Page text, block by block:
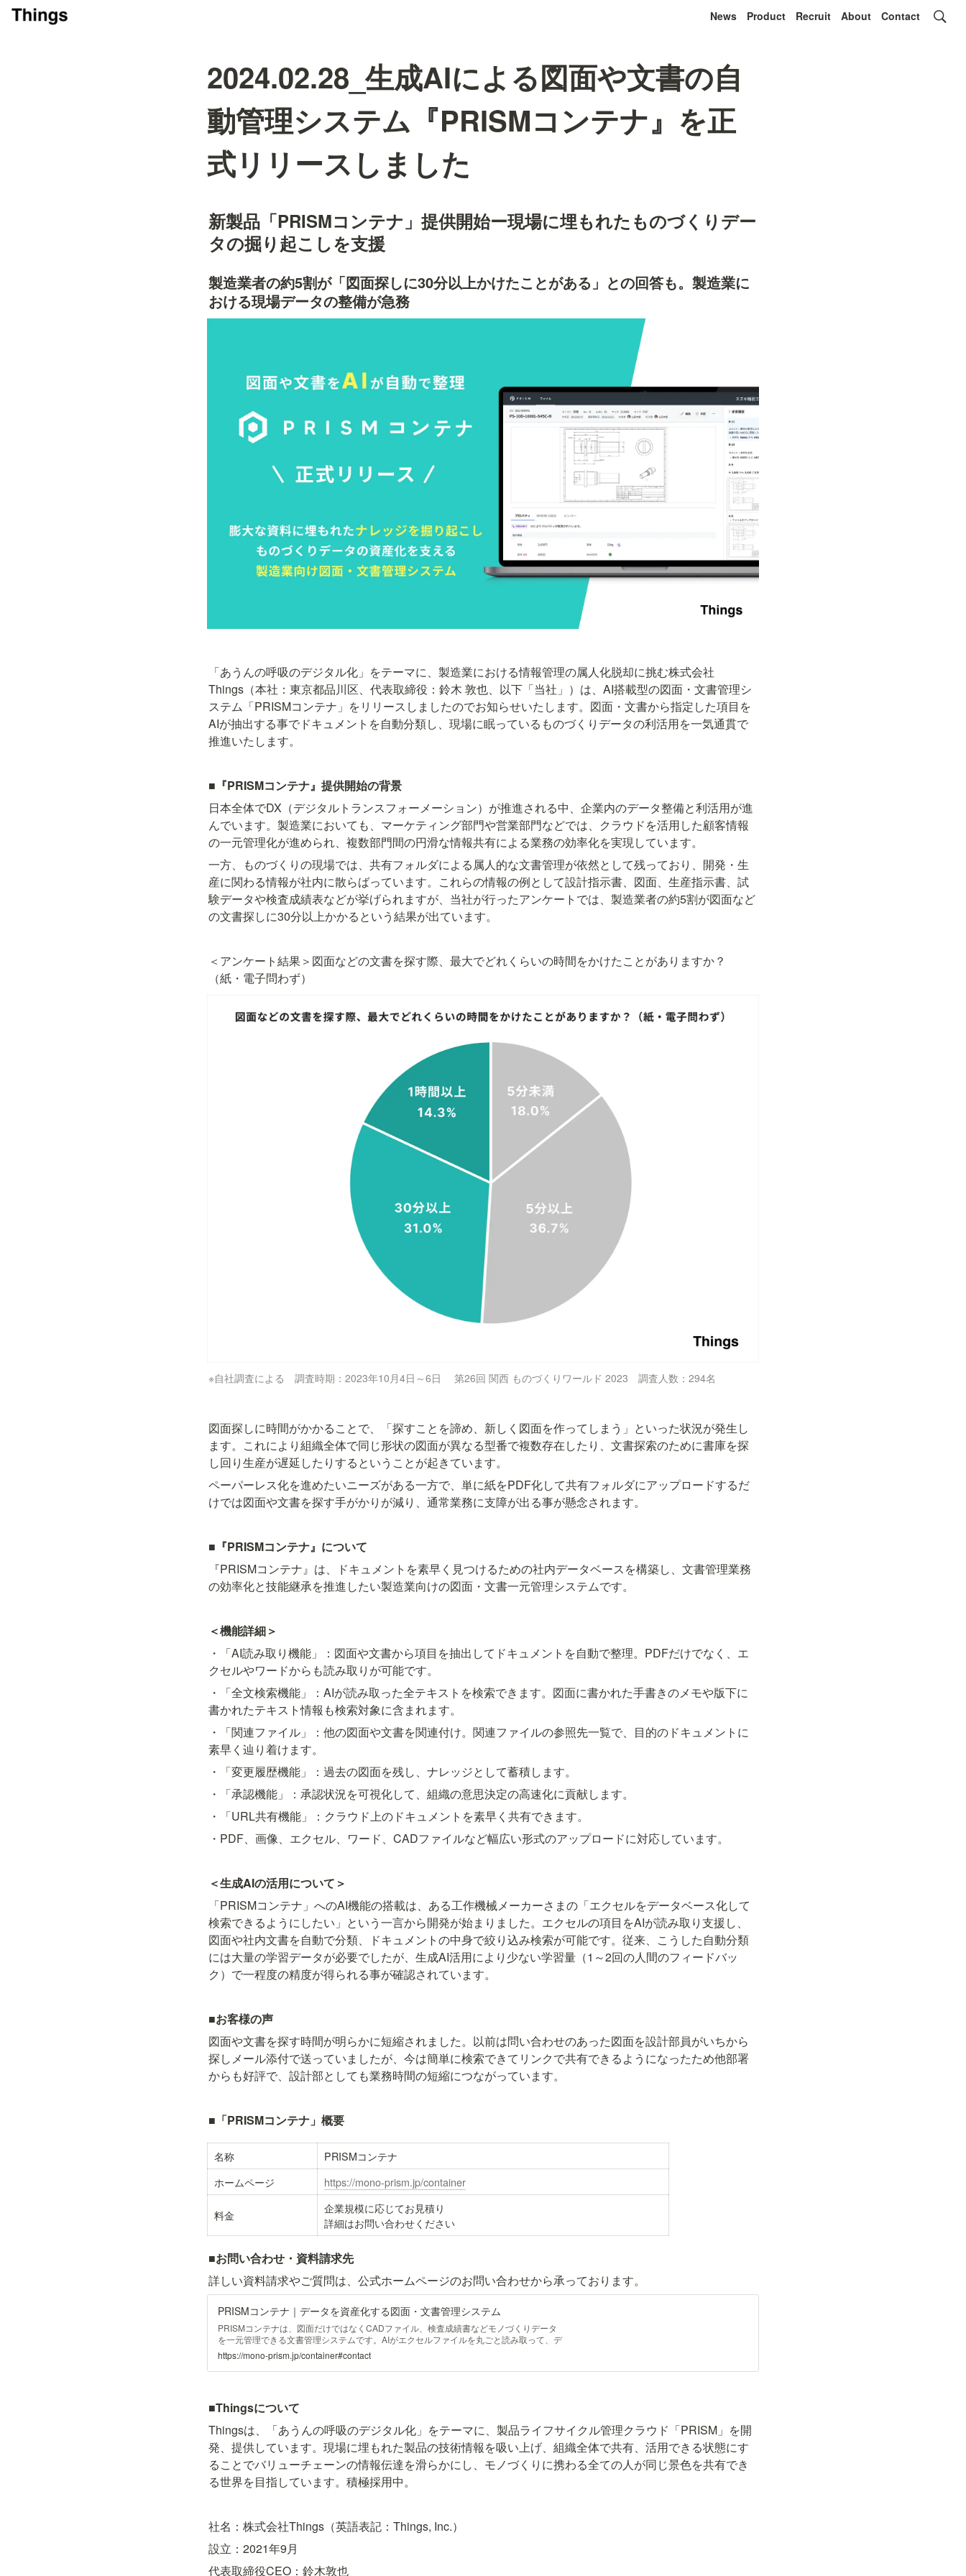
News Product Recruit About Contact
2024.02.28_生成AIによる図面や文書の自
動管理システム『PRISMコンテナ』を正
式リリースしました
新製品「PRISMコンテナ」提供開始ー現場に埋もれたものづくりデー
タの掘り起こしを支援
製造業者の約5割が「図面探しに30分以上かけたことがある」との回答も。製造業に
おける現場データの整備が急務
「あうんの呼吸のデジタル化」をテーマに、製造業における情報管理の属人化脱却に挑む株式会社
Things（本社：東京都品川区、代表取締役：鈴木 敦也、以下「当社」）は、AI搭載型の図面・文書管理シ
ステム「PRISMコンテナ」をリリースしましたのでお知らせいたします。図面・文書から指定した項目を
AIが抽出する事でドキュメントを自動分類し、現場に眠っているものづくりデータの利活用を一気通貫で
推進いたします。
■『PRISMコンテナ』提供開始の背景
日本全体でDX（デジタルトランスフォーメーション）が推進される中、企業内のデータ整備と利活用が進
んでいます。製造業においても、マーケティング部門や営業部門などでは、クラウドを活用した顧客情報
の一元管理化が進められ、複数部門間の円滑な情報共有による業務の効率化を実現しています。
一方、ものづくりの現場では、共有フォルダによる属人的な文書管理が依然として残っており、開発・生
産に関わる情報が社内に散らばっています。これらの情報の例として設計指示書、図面、生産指示書、試
験データや検査成績表などが挙げられますが、当社が行ったアンケートでは、製造業者の約5割が図面など
の文書探しに30分以上かかるという結果が出ています。
＜アンケート結果＞図面などの文書を探す際、最大でどれくらいの時間をかけたことがありますか？
（紙・電子問わず）
※自社調査による　調査時期：2023年10月4日～6日　 第26回 関西 ものづくりワールド 2023　調査人数：294名
図面探しに時間がかかることで、「探すことを諦め、新しく図面を作ってしまう」といった状況が発生し
ます。これにより組織全体で同じ形状の図面が異なる型番で複数存在したり、文書探索のために書庫を探
し回り生産が遅延したりするということが起きています。
ペーパーレス化を進めたいニーズがある一方で、単に紙をPDF化して共有フォルダにアップロードするだ
けでは図面や文書を探す手がかりが減り、通常業務に支障が出る事が懸念されます。
■『PRISMコンテナ』について
『PRISMコンテナ』は、ドキュメントを素早く見つけるための社内データベースを構築し、文書管理業務
の効率化と技能継承を推進したい製造業向けの図面・文書一元管理システムです。
＜機能詳細＞
・「AI読み取り機能」：図面や文書から項目を抽出してドキュメントを自動で整理。PDFだけでなく、エ
クセルやワードからも読み取りが可能です。
・「全文検索機能」：AIが読み取った全テキストを検索できます。図面に書かれた手書きのメモや版下に
書かれたテキスト情報も検索対象に含まれます。
・「関連ファイル」：他の図面や文書を関連付け。関連ファイルの参照先一覧で、目的のドキュメントに
素早く辿り着けます。
・「変更履歴機能」：過去の図面を残し、ナレッジとして蓄積します。
・「承認機能」：承認状況を可視化して、組織の意思決定の高速化に貢献します。
・「URL共有機能」：クラウド上のドキュメントを素早く共有できます。
・PDF、画像、エクセル、ワード、CADファイルなど幅広い形式のアップロードに対応しています。
＜生成AIの活用について＞
「PRISMコンテナ」へのAI機能の搭載は、ある工作機械メーカーさまの「エクセルをデータベース化して
検索できるようにしたい」という一言から開発が始まりました。エクセルの項目をAIが読み取り支援し、
図面や社内文書を自動で分類、ドキュメントの中身で絞り込み検索が可能です。従来、こうした自動分類
には大量の学習データが必要でしたが、生成AI活用により少ない学習量（1～2回の人間のフィードバッ
ク）で一程度の精度が得られる事が確認されています。
■お客様の声
図面や文書を探す時間が明らかに短縮されました。以前は問い合わせのあった図面を設計部員がいちから
探しメール添付で送っていましたが、今は簡単に検索できてリンクで共有できるようになったため他部署
からも好評で、設計部としても業務時間の短縮につながっています。
■「PRISMコンテナ」概要
名称
PRISMコンテナ
ホームページ
https://mono-prism.jp/container
料金
企業規模に応じてお見積り
詳細はお問い合わせください
■お問い合わせ・資料請求先
詳しい資料請求やご質問は、公式ホームページのお問い合わせから承っております。
PRISMコンテナ｜データを資産化する図面・文書管理システム
PRISMコンテナは、図面だけではなくCADファイル、検査成績書などモノづくりデータ
を一元管理できる文書管理システムです。AIがエクセルファイルを丸ごと読み取って、デ
ータベースの作成をサポート。ブラウザさえあればどの部署からも閲覧、編集が可能で
す。自社に必要な検索項目（材質、寸法など）をプロパティとしてカスタマイズでき、業
務になじむ検索画面をつくれます。まずは無料トライアルからお試しください。
https://mono-prism.jp/container#contact
■Thingsについて
Thingsは、「あうんの呼吸のデジタル化」をテーマに、製品ライフサイクル管理クラウド「PRISM」を開
発、提供しています。現場に埋もれた製品の技術情報を吸い上げ、組織全体で共有、活用できる状態にす
ることでバリューチェーンの情報伝達を滑らかにし、モノづくりに携わる全ての人が同じ景色を共有でき
る世界を目指しています。積極採用中。
社名：株式会社Things（英語表記：Things, Inc.）
設立：2021年9月
代表取締役CEO：鈴木敦也